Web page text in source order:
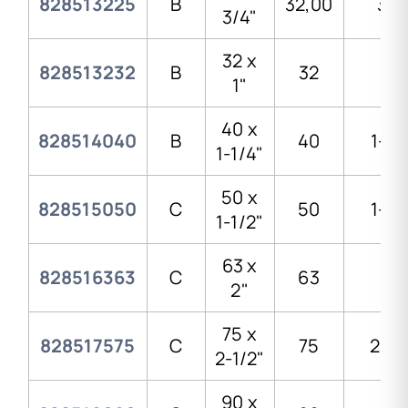
3/4"
828513232 B
32 x
1"
32
828514040 B
40 x
1-1/4"
40 1-1/
828515050 C
50 x
1-1/2"
50 1-1/
828516363 C
63 x
2"
63
828517575 C
75 x
2-1/2"
75 2-1/
90 x